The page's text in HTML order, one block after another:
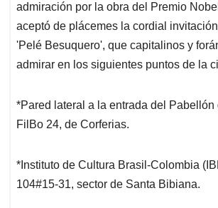
admiración por la obra del Premio
aceptó de plácemes la cordial
'Pelé Besuquero', que capitalinos y
admirar en los siguientes puntos de la
*Pared lateral a la entrada del Pabellón
FilBo 24, de Corferias.
*Instituto de Cultura Brasil-Colombia
104#15-31, sector de Santa Bibiana.